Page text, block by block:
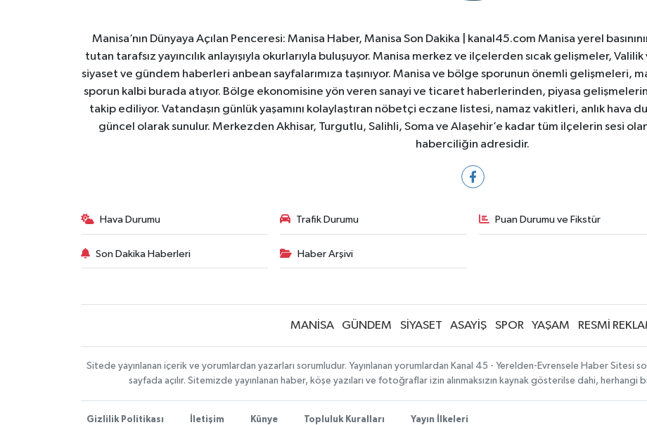
Manisa’nın Dünyaya Açılan Penceresi: Manisa Haber, Manisa Son Dakika | kanal45.com Manisa yerel
tutan tarafsız yayıncılık anlayışıyla okurlarıyla buluşuyor. Manisa merkez ve ilçelerden sıcak gelişmeler,
siyaset ve gündem haberleri anbean sayfalarımıza taşınıyor. Manisa ve bölge sporunun önemli
sporun kalbi burada atıyor. Bölge ekonomisine yön veren sanayi ve ticaret haberlerinden, piyasa
takip ediliyor. Vatandaşın günlük yaşamını kolaylaştıran nöbetçi eczane listesi, namaz vakitleri, anlık hava
güncel olarak sunulur. Merkezden Akhisar, Turgutlu, Salihli, Soma ve Alaşehir’e kadar tüm ilçelerin sesi
haberciliğin adresidir.
Hava Durumu Trafik Durumu Puan Durumu ve Fikstür
Son Dakika Haberleri Haber Arşivi
MANİSA GÜNDEM SİYASET ASAYİŞ SPOR YAŞAM RESMİ
Sitede yayınlanan içerik ve yorumlardan yazarları sorumludur. Yayınlanan yorumlardan Kanal 45 - Yerelden-Evrensele Haber Sitesi
sayfada açılır. Sitemizde yayınlanan haber, köşe yazıları ve fotoğraflar izin alınmaksızın kaynak gösterilse dahi, herhangi
Gizlilik Politikası İletişim Künye Topluluk Kuralları Yayın İlkeleri